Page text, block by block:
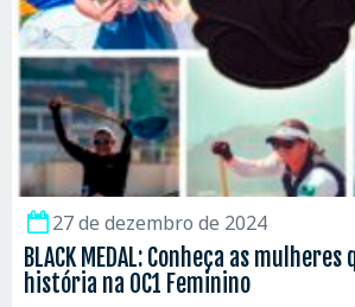
27 de dezembro de 2024
BLACK MEDAL: Conheça as
história na OC1 Feminino